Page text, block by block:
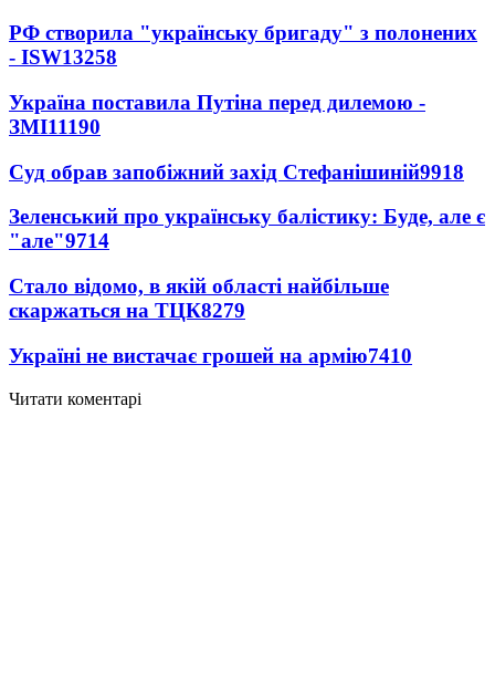
РФ створила "українську бригаду" з полонених
- ISW13258
Україна поставила Путіна перед дилемою -
ЗМІ11190
Суд обрав запобіжний захід Стефанішиній9918
Зеленський про українську балістику: Буде, але є
"але"9714
Стало відомо, в якій області найбільше
скаржаться на ТЦК8279
Україні не вистачає грошей на армію7410
Читати коментарі